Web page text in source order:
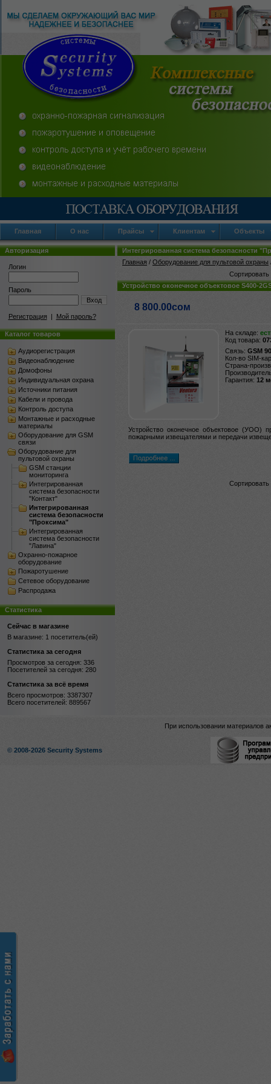
Главная О нас Прайсы Клиентам Объекты
Авторизация
Логин
Пароль
Вход
Регистрация | Мой пароль?
Каталог товаров
Аудиорегистрация
Видеонаблюдение
Домофоны
Индивидуальная охрана
Источники питания
Кабели и провода
Контроль доступа
Монтажные и расходные
материалы
Оборудование для GSM
связи
Оборудование для
пультовой охраны
GSM станции
мониторинга
Интегрированная
система безопасности
"Контакт"
Интегрированная
система безопасности
"Проксима"
Интегрированная
система безопасности
"Лавина"
Охранно-пожарное
оборудование
Пожаротушение
Сетевое оборудование
Распродажа
Статистика
Сейчас в магазине
В магазине: 1 посетитель(ей)
Статистика за сегодня
Просмотров за сегодня: 336
Посетителей за сегодня: 280
Статистика за всё время
Всего просмотров: 3387307
Всего посетителей: 889567
Интегрированная система безопасности
Главная / Оборудование для пультовой охраны
Устройство оконечное объектовое S400-
8 800.00сом
На складе:
Код товара:
Связь: GSM
Кол-во SIM-
Страна-
Гарантия: 12
Устройство оконечное объектовое (УОО)
пожарными извещателями и передачи
При использовании материалов
© 2008-2026 Security Systems